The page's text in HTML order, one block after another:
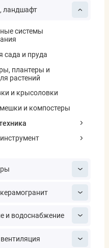
ландшафт
системы
сада и пруда
плантеры и
растений
и крысоловки
и компостеры
и водоснабжение